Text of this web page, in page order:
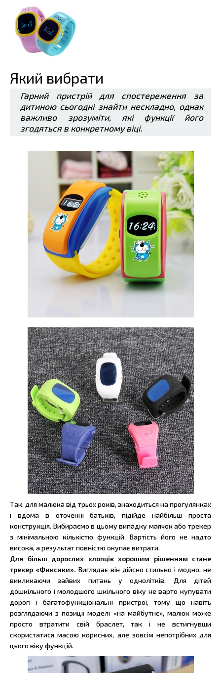
Який вибрати
Гарний пристрій для спостереження за
дитиною сьогодні знайти нескладно, однак
важливо зрозуміти, які функції його
згодяться в конкретному віці.
Так, для малюка від трьох років, знаходиться на прогулянках
і вдома в оточенні батьків, підійде найбільш проста
конструкція. Вибираємо в цьому випадку маячок або трекер
з мінімальною кількістю функцій. Вартість його не надто
висока, а результат повністю окупає витрати.
Для більш дорослих хлопців хорошим рішенням стане
трекер «Фиксики». Виглядає він дійсно стильно і модно, не
викликаючи зайвих питань у однолітків. Для дітей
дошкільного і молодшого шкільного віку не варто купувати
дорогі і багатофункціональні пристрої, тому що навіть
розглядаючи з позиції моделі «на майбутнє», малюк може
просто втратити свій браслет, так і не встигнувши
скористатися масою корисних, але зовсім непотрібних для
цього віку функцій.